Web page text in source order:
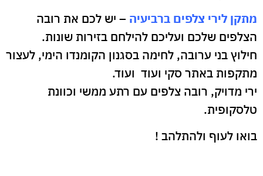
מתקן לירי צלפים ברביעיה – יש לכם את רובה
הצלפים שלכם ועליכם להילחם בזירות שונות.
חילוץ בני ערובה, לחימה בסגנון הקומנדו הימי, לעצור
מתקפות באתר סקי ועוד ועוד.
ירי מדויק, רובה צלפים עם רתע ממשי וכוונת
טלסקופית.
בואו לעוף ולהתלהב !